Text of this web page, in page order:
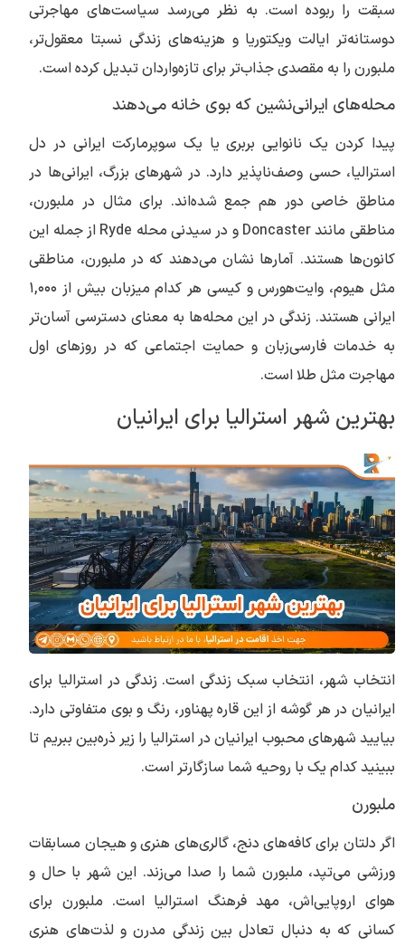
سبقت را ربوده است. به نظر می‌رسد سیاست‌های مهاجرتی
دوستانه‌تر ایالت ویکتوریا و هزینه‌های زندگی نسبتا معقول‌تر،
ملبورن را به مقصدی جذاب‌تر برای تازه‌واردان تبدیل کرده است.
محله‌های ایرانی‌نشین که بوی خانه می‌دهند
پیدا کردن یک نانوایی بربری یا یک سوپرمارکت ایرانی در دل
استرالیا، حسی وصف‌ناپذیر دارد. در شهرهای بزرگ، ایرانی‌ها در
مناطق خاصی دور هم جمع شده‌اند. برای مثال در ملبورن،
مناطقی مانند Doncaster و در سیدنی محله Ryde از جمله این
کانون‌ها هستند. آمارها نشان می‌دهند که در ملبورن، مناطقی
مثل هیوم، وایت‌هورس و کیسی هر کدام میزبان بیش از ۱,۰۰۰
ایرانی هستند. زندگی در این محله‌ها به معنای دسترسی آسان‌تر
به خدمات فارسی‌زبان و حمایت اجتماعی که در روزهای اول
مهاجرت مثل طلا است.
بهترین شهر استرالیا برای ایرانیان
انتخاب شهر، انتخاب سبک زندگی است. زندگی در استرالیا برای
ایرانیان در هر گوشه از این قاره پهناور، رنگ و بوی متفاوتی دارد.
بیایید شهرهای محبوب ایرانیان در استرالیا را زیر ذره‌بین ببریم تا
ببینید کدام یک با روحیه شما سازگارتر است.
ملبورن
اگر دلتان برای کافه‌های دنج، گالری‌های هنری و هیجان مسابقات
ورزشی می‌تپد، ملبورن شما را صدا می‌زند. این شهر با حال و
هوای اروپایی‌اش، مهد فرهنگ استرالیا است. ملبورن برای
کسانی که به دنبال تعادل بین زندگی مدرن و لذت‌های هنری